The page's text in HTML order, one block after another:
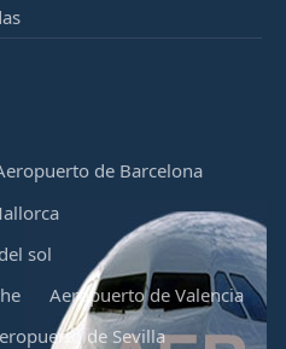
de Barcelona
sol
Aeropuerto de Valencia
de Sevilla